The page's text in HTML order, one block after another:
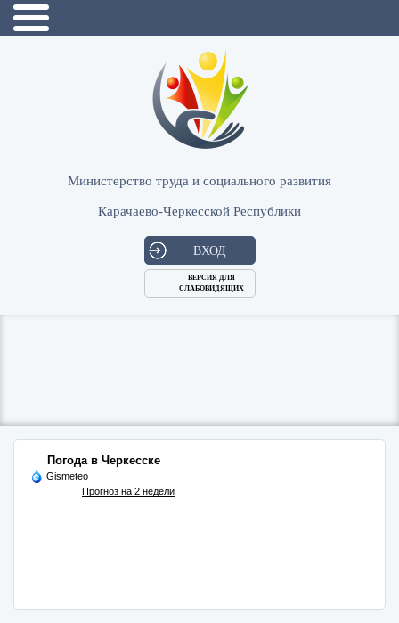
Министерство труда и социального развития
Карачаево-Черкесской Республики
ВХОД
ВЕРСИЯ ДЛЯ
СЛАБОВИДЯЩИХ
Погода в Черкесске
Gismeteo
Прогноз на 2 недели